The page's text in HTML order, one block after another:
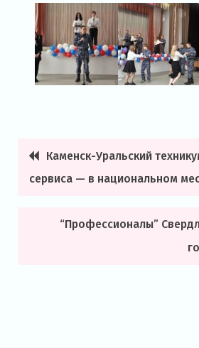
Навигация
по
Каменск-Уральский
сервиса — в национальном
“Профессионалы”